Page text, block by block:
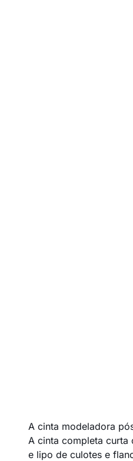
A cinta modeladora
A cinta completa curta
e lipo de culotes e